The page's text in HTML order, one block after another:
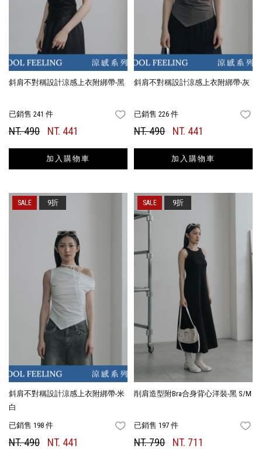
斜肩不對稱設計涼感上衣附綁帶-黑
已銷售 241 件 FAVORITES
NT. 490 NT. 441
加入購物車
斜肩不對稱設計涼感上衣附綁帶-灰
已銷售 226 件
NT. 490 NT. 441
加入購物車
斜肩不對稱設計涼感上衣附綁帶-米
白
已銷售 198 件 FAVORITES
NT. 490 NT. 441
9折
削肩造型附Bra合身背心洋裝-黑 S/M
已銷售 197 件
NT. 790 NT. 711
9折